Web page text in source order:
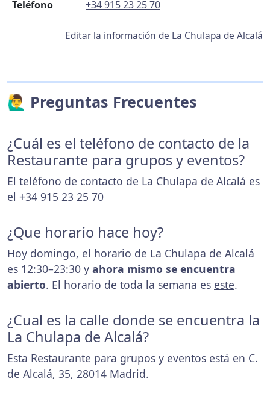
Teléfono +34 915 23 25 70
Editar la información de La Chulapa de Alcalá
🙋‍♂️ Preguntas Frecuentes
¿Cuál es el teléfono de contacto de la
Restaurante para grupos y eventos?
El teléfono de contacto de La Chulapa de Alcalá es
el +34 915 23 25 70
¿Que horario hace hoy?
Hoy domingo, el horario de La Chulapa de Alcalá
es 12:30–23:30 y ahora mismo se encuentra
abierto. El horario de toda la semana es este.
¿Cual es la calle donde se encuentra la
La Chulapa de Alcalá?
Esta Restaurante para grupos y eventos está en C.
de Alcalá, 35, 28014 Madrid.